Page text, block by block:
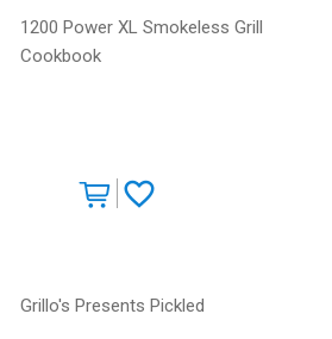
1200 Power XL Smokeless Grill
Cookbook
Grillo's Presents Pickled